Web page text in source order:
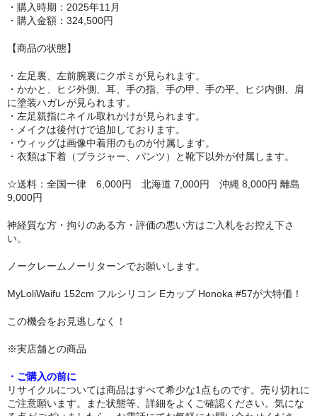
135cm～150cm
ヘッド
トルソー
下半身ドール
スタイル
おしり大きめ
外国人
・購入時期：2025年11月
・購入金額：324,500円
【商品の状態】
・左足裏、左前腕裏にクボミが見られます。
・かかと、ヒジ外側、耳、手の指、手の甲、手の平、ヒジ内側、肩
に塗装ハガレが見られます。
・左足親指にネイル取れかけが見られます。
・メイクは後付けで追加しております。
・ウィッグは画像中着用のものが付属します。
・衣類は下着（ブラジャー、パンツ）と靴下以外が付属します。
☆送料：全国一律 6,000円 北海道 7,000円 沖縄 8,000円 離島
9,000円
神経質な方・拘りのある方・評価の悪い方はご入札をお控え下さ
い。
ノークレームノーリターンでお願いします。
MyLoliWaifu 152cm フルシリコン Eカップ Honoka #57が大特価！
この機会をお見逃しなく！
※実店舗との商品
・ご購入の前に
リサイクルについては商品はすべて希少な1点ものです。売り切れに
ご注意願います。また状態等、詳細をよくご確認ください。気にな